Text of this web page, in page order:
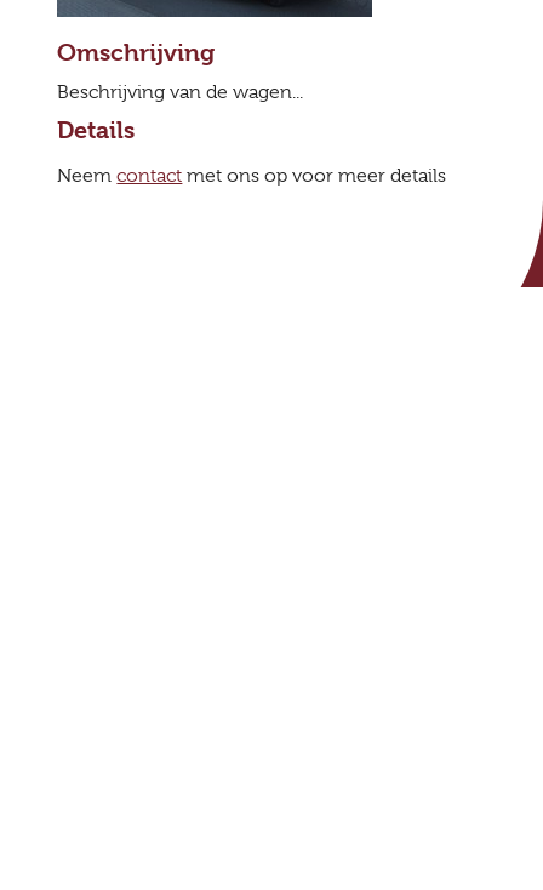
Omschrijving
Beschrijving van de wagen...
Details
Neemcontact met ons op voor meer details